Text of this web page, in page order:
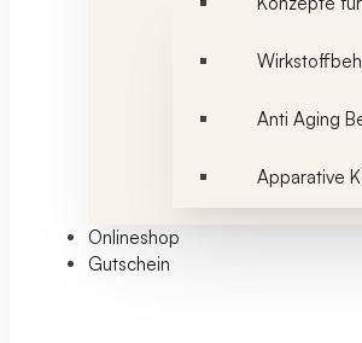
Anti Aging
Apparative
Onlineshop
Gutschein